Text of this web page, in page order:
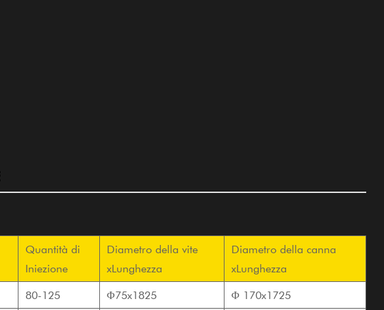
Quantità di
Iniezione
Diametro della vite
xLunghezza
Diametro della canna
xLunghezza
80-125 Φ75x1825 Φ 170x1725